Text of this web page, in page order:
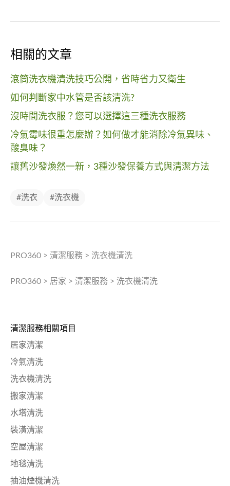
相關的文章
滾筒洗衣機清洗技巧公開，省時省力又衛生
如何判斷家中水管是否該清洗?
沒時間洗衣服？您可以選擇這三種洗衣服務
冷氣霉味很重怎麼辦？如何做才能消除冷氣異味、
酸臭味？
讓舊沙發煥然一新，3種沙發保養方式與清潔方法
#洗衣 #洗衣機
PRO360 > 清潔服務 > 洗衣機清洗
PRO360 > 居家 > 清潔服務 > 洗衣機清洗
清潔服務相關項目
居家清潔
冷氣清洗
洗衣機清洗
搬家清潔
水塔清洗
裝潢清潔
空屋清潔
地毯清洗
抽油煙機清洗